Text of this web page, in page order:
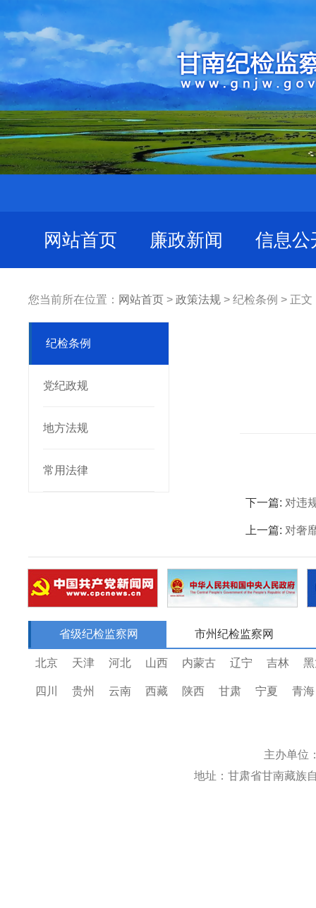
网站首页 廉政新闻 信息公
您当前所在位置： 网站首页 > 政策法规 > 纪检条例 > 正文
纪检条例
党纪政规
地方法规
常用法律
下一篇: 对违
上一篇: 对奢
省级纪检监察网 市州纪检监察网
北京 天津 河北 山西 内蒙古 辽宁 吉林
四川 贵州 云南 西藏 陕西 甘肃 宁夏 青海
主办单位
地址：甘肃省甘南藏族